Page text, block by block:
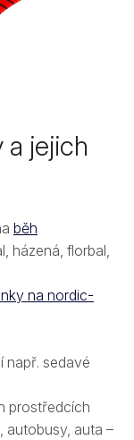
a jejich
běh
házená, florbal,
na nordic-
např. sedavé
prostředcích
autobusy, auta –